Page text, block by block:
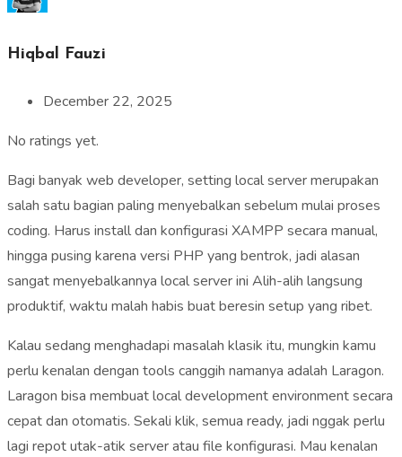
Hiqbal Fauzi
December 22, 2025
No ratings yet.
Bagi banyak web developer, setting local server merupakan
salah satu bagian paling menyebalkan sebelum mulai proses
coding. Harus install dan konfigurasi XAMPP secara manual,
hingga pusing karena versi PHP yang bentrok, jadi alasan
sangat menyebalkannya local server ini Alih-alih langsung
produktif, waktu malah habis buat beresin setup yang ribet.
Kalau sedang menghadapi masalah klasik itu, mungkin kamu
perlu kenalan dengan tools canggih namanya adalah Laragon.
Laragon bisa membuat local development environment secara
cepat dan otomatis. Sekali klik, semua ready, jadi nggak perlu
lagi repot utak-atik server atau file konfigurasi. Mau kenalan